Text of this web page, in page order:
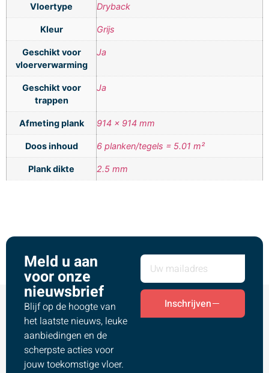
Vloertype Dryback
Kleur Grijs
Geschikt voor
vloerverwarming
Ja
Geschikt voor
trappen
Ja
Afmeting plank 914 x 914 mm
Doos inhoud 6 planken/tegels = 5.01 m²
Plank dikte 2.5 mm
Meld u aan
voor onze
nieuwsbrief
Blijf op de hoogte van
het laatste nieuws, leuke
aanbiedingen en de
scherpste acties voor
jouw toekomstige vloer.
Inschrijven